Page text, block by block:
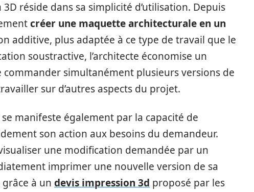
3D réside dans sa simplicité d’utilisation. Depuis
créer une maquette architecturale en un
additive, plus adaptée à ce type de travail que le
soustractive, l’architecte économise un
simultanément plusieurs versions de
sur d’autres aspects du projet.
manifeste également par la capacité de
son action aux besoins du demandeur.
une modification demandée par un
imprimer une nouvelle version de sa
à un devis impression 3d proposé par les